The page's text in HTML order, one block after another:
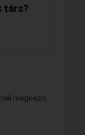
társ?
megnézni